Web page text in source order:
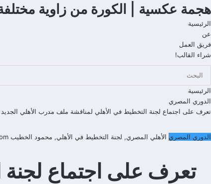
هجمة عكسية | الكورة من زاوية
الرئيسية
عن
فريق العمل
شراء القالب!
الرئيسية
الدوري المصري
تعرف على اجتماع لجنة التخطيط في الأهلي لمناقشة ملف مدرب الأهلي الجديد
الدوري المصري الأهلي المصري, لجنة التخطيط في الأهلي, محمود الخطيب
تعرف على اجتماع